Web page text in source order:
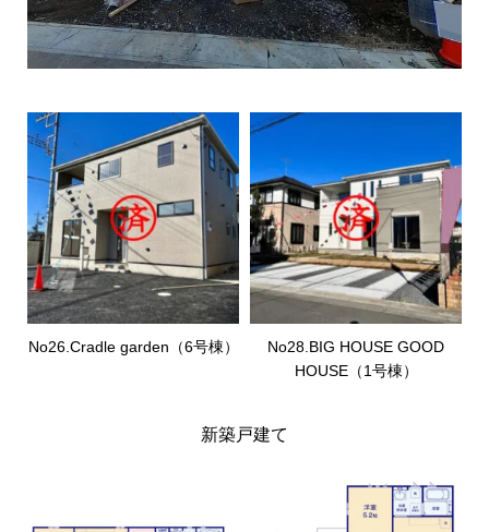
No26.Cradle garden（6号棟）
No28.BIG HOUSE GOOD
HOUSE（1号棟）
新築戸建て